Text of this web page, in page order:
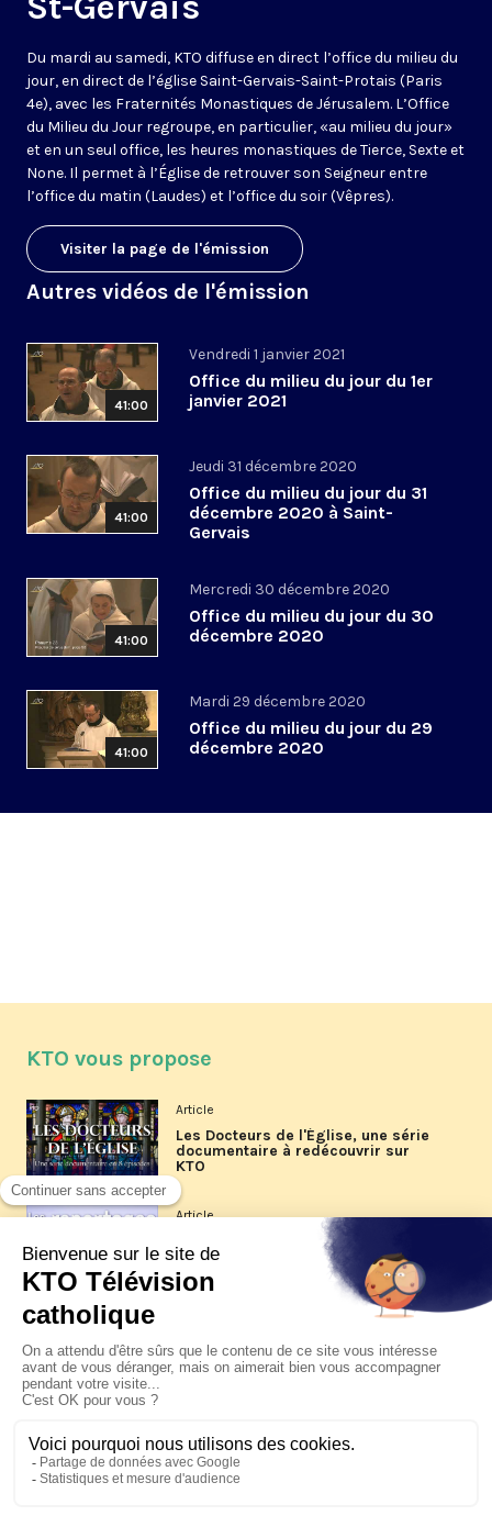
Du mardi au samedi, KTO diffuse en direct l’office du milieu du
jour, en direct de l’église Saint-Gervais-Saint-Protais (Paris
4e), avec les Fraternités Monastiques de Jérusalem. L’Office
du Milieu du Jour regroupe, en particulier, «au milieu du jour»
et en un seul office, les heures monastiques de Tierce, Sexte et
None. Il permet à l’Église de retrouver son Seigneur entre
l’office du matin (Laudes) et l’office du soir (Vêpres).
Visiter la page de l'émission
Autres vidéos de l'émission
41:00
Vendredi 1 janvier 2021
Office du milieu du jour du 1er
janvier 2021
41:00
Jeudi 31 décembre 2020
Office du milieu du jour du 31
décembre 2020 à Saint-
Gervais
41:00
Mercredi 30 décembre 2020
Office du milieu du jour du 30
décembre 2020
41:00
Mardi 29 décembre 2020
Office du milieu du jour du 29
décembre 2020
KTO vous propose
Article
Les Docteurs de l'Église, une série
documentaire à redécouvrir sur
KTO
Article
Les reportages d'été 2026 de KTO
La visite pastorale du pape Léon
XIV à Assise à suivre sur KTO le
jeudi 6 août
Le pape en Uruguay, Argentine et
Pérou du 6 au 17 novembre 2026